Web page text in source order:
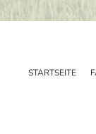
STARTSEITE